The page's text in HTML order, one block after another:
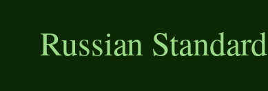
Russian Standard